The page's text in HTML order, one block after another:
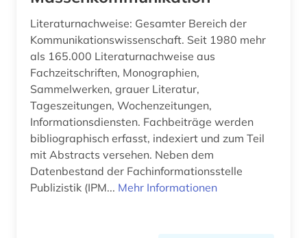
discovery service (1)
displaced person (1)
dissertation (9)
dokumentenserver (1)
dokumentlieferung (2)
drittes reich (3)
Literaturnachweise: Gesamter Bereich der
Kommunikationswissenschaft. Seit 1980 mehr
als 165.000 Literaturnachweise aus
Fachzeitschriften, Monographien,
Sammelwerken, grauer Literatur,
Tageszeitungen, Wochenzeitungen,
Informationsdiensten. Fachbeiträge werden
bibliographisch erfasst, indexiert und zum Teil
mit Abstracts versehen. Neben dem
Datenbestand der Fachinformationsstelle
Publizistik (IPM... Mehr Informationen